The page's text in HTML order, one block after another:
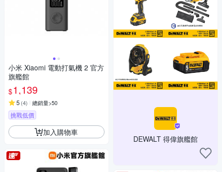
小米 Xiaomi 電動打氣機 2 官方
旗艦館
$1,139
5 (4) 總銷量>50
挑戰低價
加入購物車
DEWALT 得偉旗艦館